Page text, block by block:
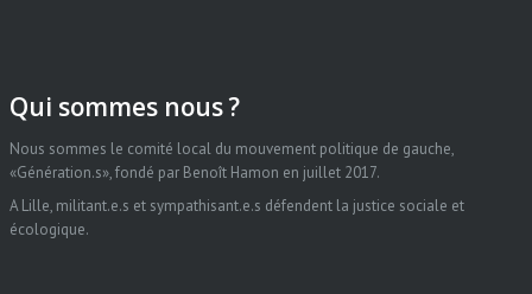
Qui sommes nous ?
Nous sommes le comité local du mouvement politique de gauche,
«Génération.s», fondé par Benoît Hamon en juillet 2017.
A Lille, militant.e.s et sympathisant.e.s défendent la justice sociale et
écologique.